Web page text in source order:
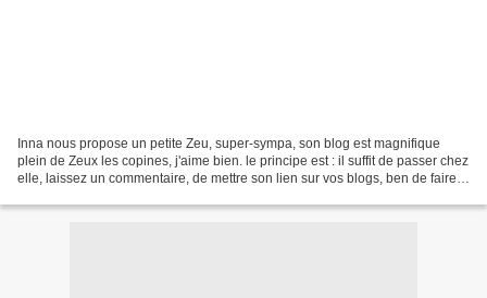
Inna nous propose un petite Zeu, super-sympa, son blog est magnifique
plein de Zeux les copines, j'aime bien. le principe est : il suffit de passer chez
elle, laissez un commentaire, de mettre son lien sur vos blogs, ben de faire